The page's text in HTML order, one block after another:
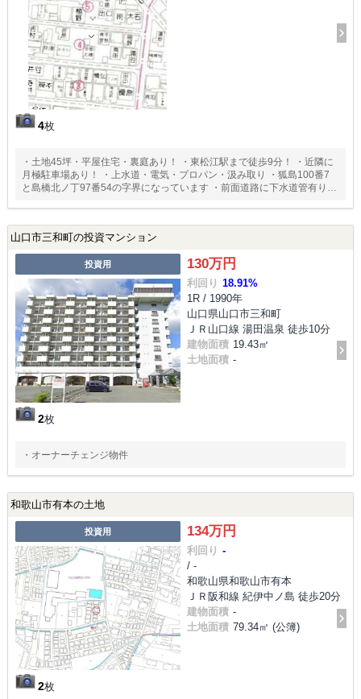
4枚
・土地45坪・平屋住宅・裏庭あり！ ・東松江駅まで徒歩9分！ ・近隣に
月極駐車場あり！ ・上水道・電気・プロパン・汲み取り ・狐島100番7
と島橋北ノ丁97番54の字界になっています ・前面道路に下水道管有り
山口市三和町の投資マンション
投資用
2枚
130万円
利回り 18.91%
1R / 1990年
山口県山口市三和町
ＪＲ山口線 湯田温泉 徒歩10分
建物面積 19.43㎡
土地面積 -
・オーナーチェンジ物件
和歌山市有本の土地
投資用
2枚
134万円
利回り -
/ -
和歌山県和歌山市有本
ＪＲ阪和線 紀伊中ノ島 徒歩20分
建物面積 -
土地面積 79.34㎡ (公簿)